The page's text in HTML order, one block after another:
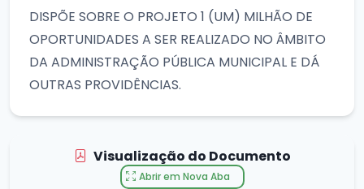
DISPÕE SOBRE O PROJETO 1 (UM) MILHÃO DE
OPORTUNIDADES A SER REALIZADO NO ÂMBITO
DA ADMINISTRAÇÃO PÚBLICA MUNICIPAL E DÁ
OUTRAS PROVIDÊNCIAS.
Visualização do Documento
Abrir em Nova Aba